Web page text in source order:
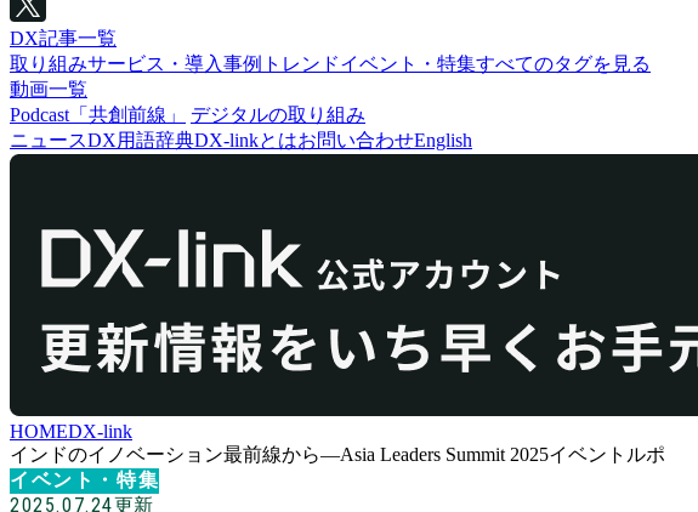
DX記事一覧
取り組みサービス・導入事例 トレンドイベント・特集すべてのタグを見る
動画一覧
Podcast「共創前線」
デジタルの取り組み
ニュースDX用語辞典DX-linkとはお問い合わせEnglish
HOMEDX-link
インドのイノベーション最前線から―Asia Leaders Summit 2025イベントルポ
イベント・特集
2025.07.24更新